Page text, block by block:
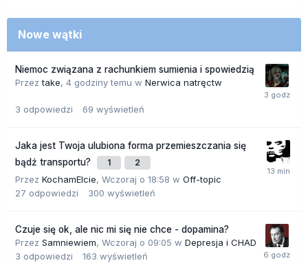
Nowe wątki
Niemoc związana z rachunkiem sumienia i spowiedzią
Przeztake, 4 godziny temu w Nerwica natręctw
3 odpowiedzi 69 wyświetleń
Jaka jest Twoja ulubiona forma przemieszczania się
bądź transportu?
1 2
Przez KochamElcie, Wczoraj o 18:58 w Off-topic
27 odpowiedzi 300 wyświetleń
Czuje się ok, ale nic mi się nie chce - dopamina?
Przez Samniewiem, Wczoraj o 09:05 w Depresja i CHAD
3 odpowiedzi 163 wyświetleń